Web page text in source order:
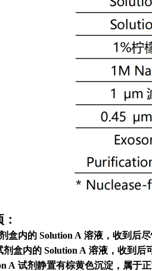
盒内的 Solution A 溶液，收到后
剂盒内的 Solution A 溶液，收到后
A 试剂静置有棕黄色沉淀，属于